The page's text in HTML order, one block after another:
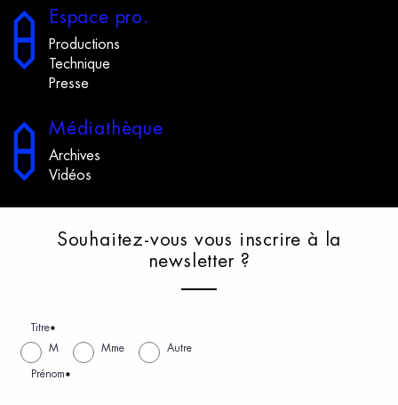
Espace pro.
Productions
Technique
Presse
Médiathèque
Archives
Vidéos
Souhaitez-vous vous i nscrire à
a
newsletter ?
Titre*
M Mme Autre
Prénom*